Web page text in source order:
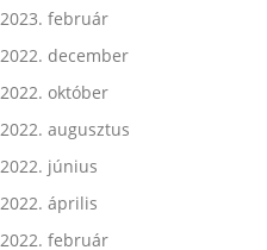
2023. február
2022. december
2022. október
2022. augusztus
2022. június
2022. április
2022. február